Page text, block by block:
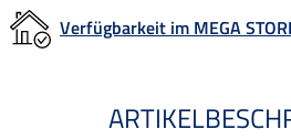
Verfügbarkeit im MEGA